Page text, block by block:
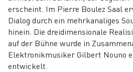
erscheint. Im Pierre Boulez Saal
Dialog durch ein mehrkanaliges
hinein. Die dreidimensionale
auf der Bühne wurde in
Elektronikmusiker Gilbert Nouno
entwickelt.